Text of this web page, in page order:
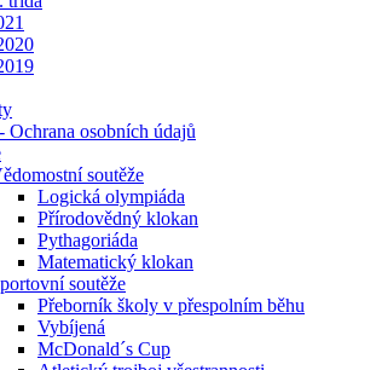
Ochrana osobních údajů
soutěže
Logická olympiáda
Přírodovědný klokan
Pythagoriáda
Matematický klokan
soutěže
Přeborník školy v přespolním běhu
Vybíjená
McDonald´s Cup